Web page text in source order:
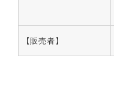
【販売者】